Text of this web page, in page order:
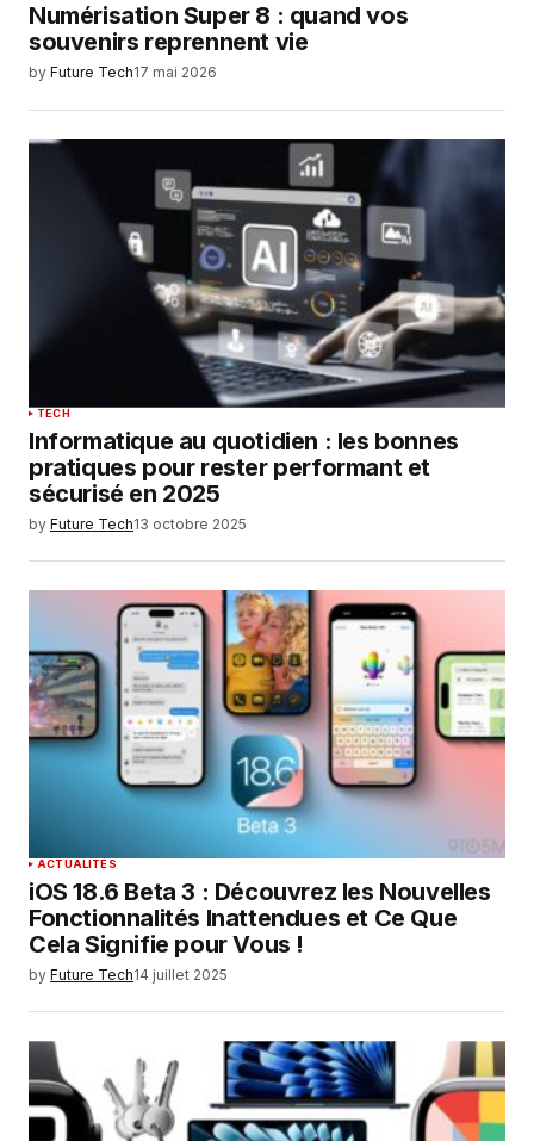
Numérisation Super 8 : quand vos
souvenirs reprennent vie
by Future Tech17 mai 2026
TECH
Informatique au quotidien : les bonnes
pratiques pour rester performant et
sécurisé en 2025
by Future Tech13 octobre 2025
ACTUALITÉS
iOS 18.6 Beta 3 : Découvrez les Nouvelles
Fonctionnalités Inattendues et Ce Que
Cela Signifie pour Vous !
by Future Tech14 juillet 2025